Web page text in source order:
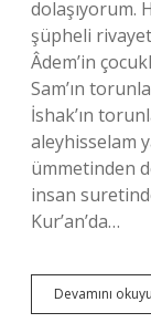
dolaşıyorum.
şüpheli
Âdem’in
Sam’ın
İshak’ın
aleyhisselam
ümmetinden
insan
Kur’an’da…
Devamını